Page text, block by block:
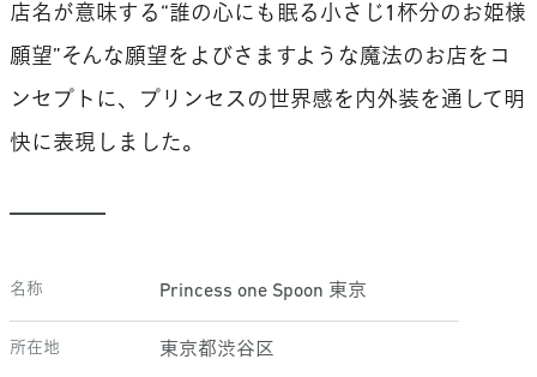
店名が意味する“誰の心にも眠る小さじ1杯分のお姫様
願望”そんな願望をよびさますような魔法のお店をコ
ンセプトに、プリンセスの世界感を内外装を通して明
快に表現しました。
名称 Princess one Spoon 東京
所在地 東京都渋谷区